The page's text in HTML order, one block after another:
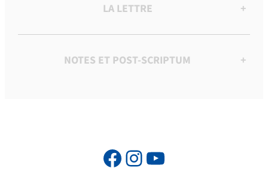
LA LETTRE +
NOTES ET POST-SCRIPTUM +